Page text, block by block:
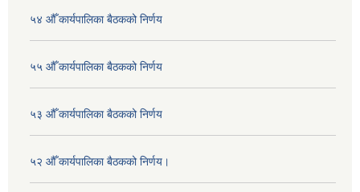
५४ औँ कार्यपालिका बैठकको निर्णय
५५ औँ कार्यपालिका बैठकको निर्णय
५३ औँ कार्यपालिका बैठकको निर्णय
५२ औँ कार्यपालिका बैठकको निर्णय।